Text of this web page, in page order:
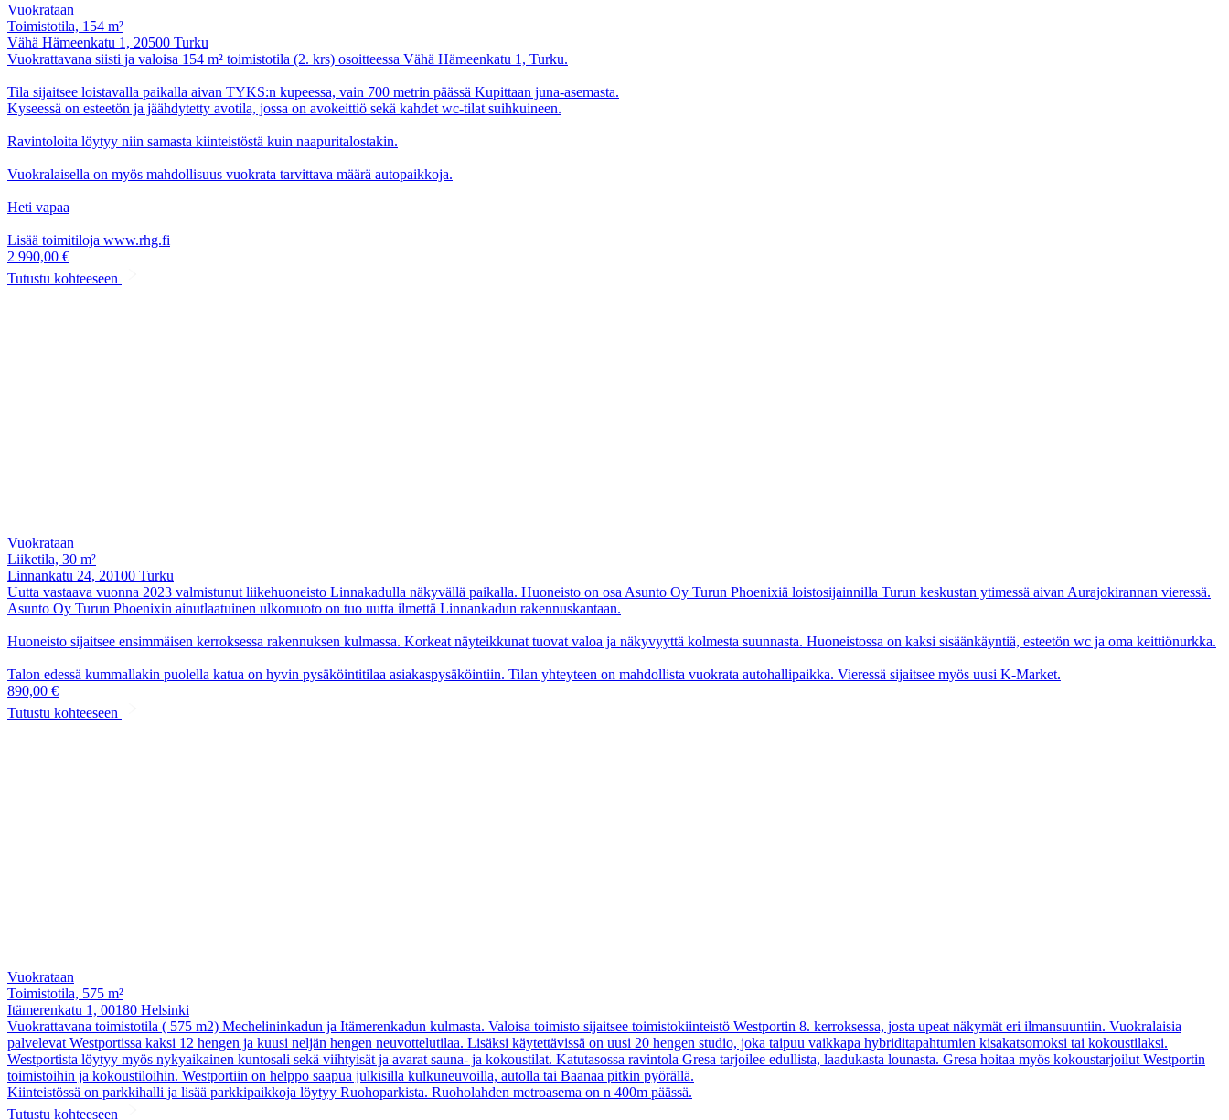
Vuokrataan
Toimistotila, 154 m²
Vähä Hämeenkatu 1, 20500 Turku
Vuokrattavana siisti ja valoisa 154 m² toimistotila (2. krs) osoitteessa Vähä Hämeenkatu 1, Turku.
Tila sijaitsee loistavalla paikalla aivan TYKS:n kupeessa, vain 700 metrin päässä Kupittaan juna-asemasta.
Kyseessä on esteetön ja jäähdytetty avotila, jossa on avokeittiö sekä kahdet wc-tilat suihkuineen.
Ravintoloita löytyy niin samasta kiinteistöstä kuin naapuritalostakin.
Vuokralaisella on myös mahdollisuus vuokrata tarvittava määrä autopaikkoja.
Heti vapaa
Lisää toimitiloja www.rhg.fi
2 990,00 €
Tutustu kohteeseen
Vuokrataan
Liiketila, 30 m²
Linnankatu 24, 20100 Turku
Uutta vastaava vuonna 2023 valmistunut liikehuoneisto Linnakadulla näkyvällä paikalla. Huoneisto on osa Asunto Oy Turun Phoenixiä loistosijainnilla Turun keskustan ytimessä aivan Aurajokirannan vieressä.
Asunto Oy Turun Phoenixin ainutlaatuinen ulkomuoto on tuo uutta ilmettä Linnankadun rakennuskantaan.
Huoneisto sijaitsee ensimmäisen kerroksessa rakennuksen kulmassa. Korkeat näyteikkunat tuovat valoa ja näkyvyyttä kolmesta suunnasta. Huoneistossa on kaksi sisäänkäyntiä, esteetön wc ja oma keittiönurkka.
Talon edessä kummallakin puolella katua on hyvin pysäköintitilaa asiakaspysäköintiin. Tilan yhteyteen on mahdollista vuokrata autohallipaikka. Vieressä sijaitsee myös uusi K-Market.
890,00 €
Tutustu kohteeseen
Vuokrataan
Toimistotila, 575 m²
Itämerenkatu 1, 00180 Helsinki
Vuokrattavana toimistotila ( 575 m2) Mechelininkadun ja Itämerenkadun kulmasta. Valoisa toimisto sijaitsee toimistokiinteistö Westportin 8. kerroksessa, josta upeat näkymät eri ilmansuuntiin. Vuokralaisia
palvelevat Westportissa kaksi 12 hengen ja kuusi neljän hengen neuvottelutilaa. Lisäksi käytettävissä on uusi 20 hengen studio, joka taipuu vaikkapa hybriditapahtumien kisakatsomoksi tai kokoustilaksi.
Westportista löytyy myös nykyaikainen kuntosali sekä viihtyisät ja avarat sauna- ja kokoustilat. Katutasossa ravintola Gresa tarjoilee edullista, laadukasta lounasta. Gresa hoitaa myös kokoustarjoilut Westportin
toimistoihin ja kokoustiloihin. Westportiin on helppo saapua julkisilla kulkuneuvoilla, autolla tai Baanaa pitkin pyörällä.
Kiinteistössä on parkkihalli ja lisää parkkipaikkoja löytyy Ruohoparkista. Ruoholahden metroasema on n 400m päässä.
Tutustu kohteeseen